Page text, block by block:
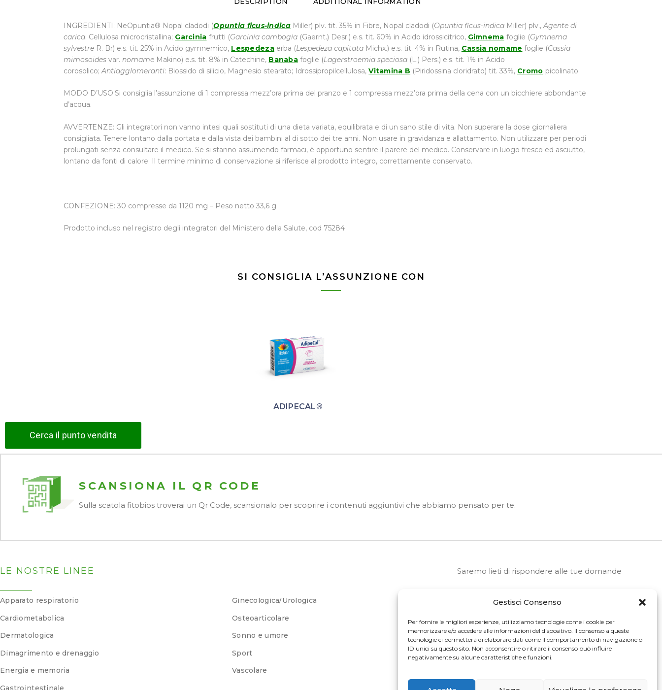
Gestisci Consenso
Per fornire le migliori esperienze, utilizziamo tecnologie come i cookie per
memorizzare e/o accedere alle informazioni del dispositivo. Il consenso a queste
tecnologie ci permetterà di elaborare dati come il comportamento di navigazione o
ID unici su questo sito. Non acconsentire o ritirare il consenso può influire
negativamente su alcune caratteristiche e funzioni.
INGREDIENTI: NeOpuntia® Nopal cladodi (Opuntia ficus-indicaMiller) plv. tit. 35% in Fibre, Nopal cladodi (Opuntia ficus-indicaMiller) plv.,Agente di
carica: Cellulosa microcristallina; Garcinia frutti (Garcinia cambogia(Gaernt.) Desr.) e.s. tit. 60% in Acido idrossicitrico, Gimnema foglie (Gymnema
sylvestre R. Br) e.s. tit. 25% in Acido gymnemico, Lespedezaerba (Lespedeza capitataMichx.) e.s. tit. 4% in Rutina, Cassia nomame foglie (Cassia
mimosoides var.nomame Makino) e.s. tit. 8% in Catechine, Banabafoglie (Lagerstroemia speciosa(L.) Pers.) e.s. tit. 1% in Acido
corosolico;Antiagglomeranti: Biossido di silicio, Magnesio stearato; Idrossipropilcellulosa,Vitamina B (Piridossina cloridrato) tit. 33%, Cromo picolinato.
MODO D’USO:Si consiglia l’assunzione di 1 compressa mezz’ora prima del pranzo e 1 compressa mezz’ora prima della cena con un bicchiere abbondante
d’acqua.
AVVERTENZE: Gli integratori non vanno intesi quali sostituti di una dieta variata, equilibrata e di un sano stile di vita. Non superare la dose giornaliera
consigliata. Tenere lontano dalla portata e dalla vista dei bambini al di sotto dei tre anni. Non usare in gravidanza e allattamento. Non utilizzare per periodi
prolungati senza consultare il medico. Se si stanno assumendo farmaci, è opportuno sentire il parere del medico. Conservare in luogo fresco ed asciutto,
lontano da fonti di calore. Il termine minimo di conservazione si riferisce al prodotto integro, correttamente conservato.
CONFEZIONE: 30 compresse da 1120 mg – Peso netto 33,6 g
Prodotto incluso nel registro degli integratori del Ministero della Salute, cod 75284
SI CONSIGLIA L’ASSUNZIONE CON
ADIPECAL®
Cerca il punto vendita
SCANSIONA IL QR CODE
Sulla scatola fitobios troverai un Qr Code, scansionalo per scoprire i contenuti aggiuntivi che abbiamo pensato per te.
LE NOSTRE LINEE
Apparato respiratorio
Cardiometabolica
Dermatologica
Dimagrimento e drenaggio
Energia e memoria
Gastrointestinale
Ginecologica/Urologica
Osteoarticolare
Sonno e umore
Sport
Vascolare
Saremo lieti di rispondere alle tue domande
SCRIVICI
LAVORA CON NOI